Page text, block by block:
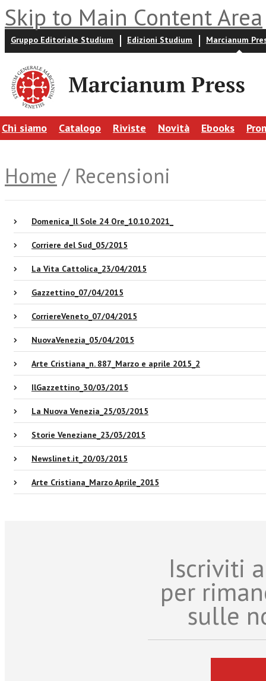
Skip to Main Content Area
Gruppo Editoriale Studium Edizioni Studium Marcianum
Chi siamo Catalogo Riviste Novità Ebooks
Home / Recensioni
Domenica_Il Sole 24 Ore_10.10.2021_
Corriere del Sud_05/2015
La Vita Cattolica_23/04/2015
Gazzettino_07/04/2015
CorriereVeneto_07/04/2015
NuovaVenezia_05/04/2015
Arte Cristiana_n. 887_Marzo e aprile 2015_2
IlGazzettino_30/03/2015
La Nuova Venezia_25/03/2015
Storie Veneziane_23/03/2015
Newslinet.it_20/03/2015
Arte Cristiana_Marzo Aprile_2015
Iscriviti
per
sulle